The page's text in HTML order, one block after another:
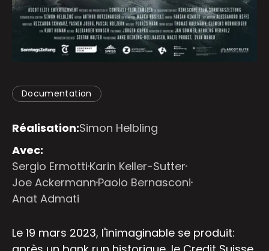
Documentation
Réalisation:Simon Helbling
Avec:
Sergio Ermotti Karin Keller-Sutter
Joe Ackermann Paolo Bernasconi
Anat Admati
Le 19 mars 2023, l'inimaginable se produit: